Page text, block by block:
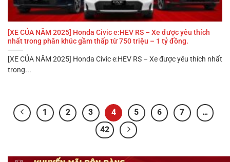
[XE CỦA NĂM 2025] Honda Civic e:HEV RS – Xe được yêu thích
nhất trong phân khúc gầm thấp từ 750 triệu – 1 tỷ đồng.
[XE CỦA NĂM 2025] Honda Civic e:HEV RS – Xe được yêu thích nhất
trong...
1 2 3 4 5 6 7
…
42